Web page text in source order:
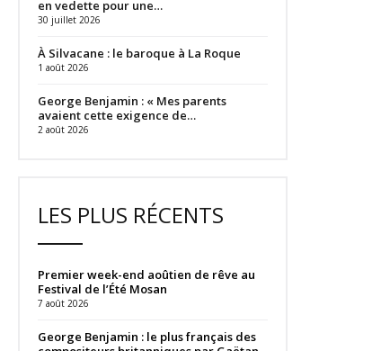
en vedette pour une…
30 juillet 2026
À Silvacane : le baroque à La Roque
1 août 2026
George Benjamin : « Mes parents
avaient cette exigence de…
2 août 2026
LES PLUS RÉCENTS
Premier week-end aoûtien de rêve au
Festival de l’Été Mosan
7 août 2026
George Benjamin : le plus français des